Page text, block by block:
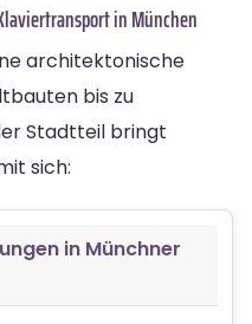
in München
architektonische
bis zu
Stadtteil bringt
sich:
in Münchner